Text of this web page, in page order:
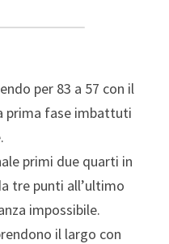
per 83 a 57 con il
prima fase imbattuti
primi due quarti in
tre punti all’ultimo
impossibile.
il largo con